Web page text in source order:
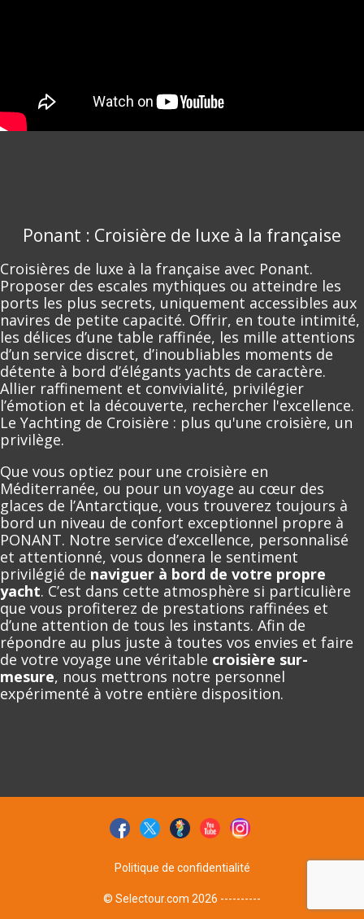
Ponant : Croisière de luxe à la française
Croisières de luxe à la française avec Ponant.
Proposer des escales mythiques ou atteindre les
ports les plus secrets, uniquement accessibles aux
navires de petite capacité. Offrir, en toute intimité,
les délices d’une table raffinée, les mille attentions
d’un service discret, d’inoubliables moments de
détente à bord d’élégants yachts de caractère.
Allier raffinement et convivialité, privilégier
l’émotion et la découverte, rechercher l'excellence.
Le Yachting de Croisière : plus qu'une croisière, un
privilège.
Que vous optiez pour une croisière en
Méditerranée, ou pour un voyage au cœur des
glaces de l’Antarctique, vous trouverez toujours à
bord un niveau de confort exceptionnel propre à
PONANT. Notre service d’excellence, personnalisé
et attentionné, vous donnera le sentiment
privilégié de naviguer à bord de votre propre
yacht. C’est dans cette atmosphère si particulière
que vous profiterez de prestations raffinées et
d’une attention de tous les instants. Afin de
répondre au plus juste à toutes vos envies et faire
de votre voyage une véritable croisière sur-
mesure, nous mettrons notre personnel
expérimenté à votre entière disposition.
Politique de confidentialité
© Selectour.com 2026 ----------